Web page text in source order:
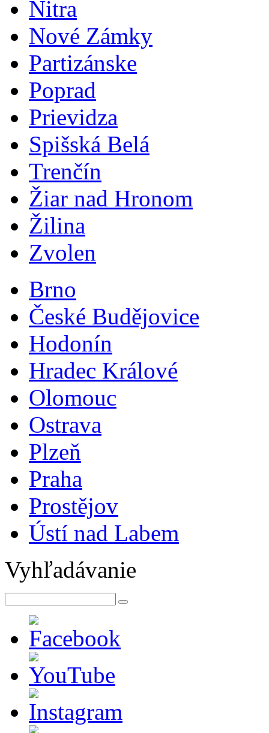
Nitra
Nové Zámky
Partizánske
Poprad
Prievidza
Spišská Belá
Trenčín
Žiar nad Hronom
Žilina
Zvolen
Brno
České Budějovice
Hodonín
Hradec Králové
Olomouc
Ostrava
Plzeň
Praha
Prostějov
Ústí nad Labem
Vyhľadávanie